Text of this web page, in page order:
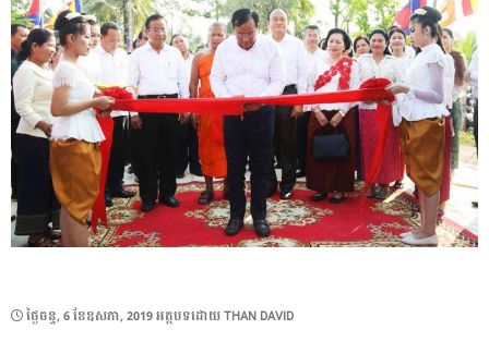
POSTED
ថ្ងៃ​ចន្ទ, 6 ខែ​ឧសភា, 2019អត្ថបទដោយTHAN DAVID